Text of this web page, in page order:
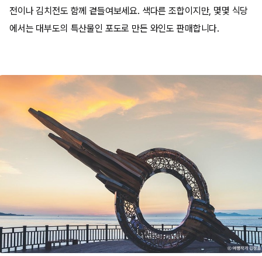
전이나 김치전도 함께 곁들여보세요. 색다른 조합이지만, 몇몇 식당
에서는 대부도의 특산물인 포도로 만든 와인도 판매합니다.